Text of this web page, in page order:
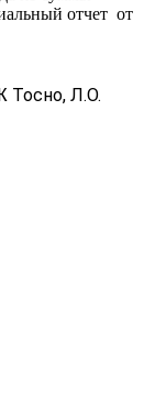
отчет от
Тосно, Л.О.